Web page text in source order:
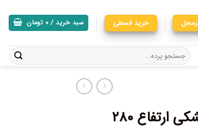
خرید قسطی سبد خرید / ۰ تومان
پرده آماده پانچی تور کتان رنگ مشکی ارتفاع ۲۸۰